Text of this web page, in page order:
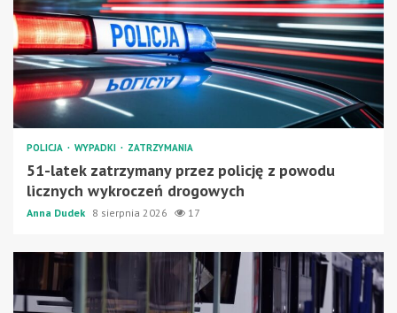
POLICJA WYPADKI ZATRZYMANIA
51-latek zatrzymany przez policję z powodu
licznych wykroczeń drogowych
Anna Dudek 8 sierpnia 2026 17